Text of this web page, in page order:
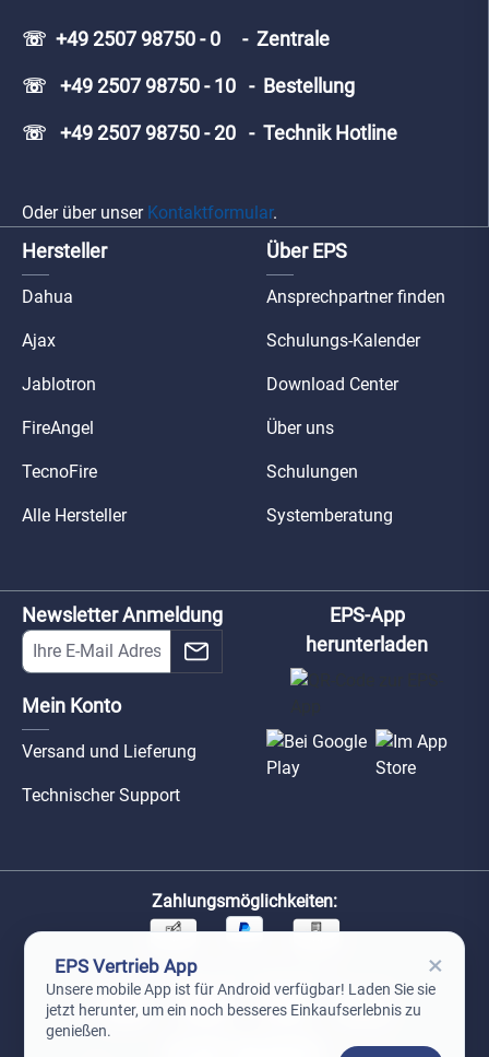
☏ +49 2507 98750 - 0 - Zentrale
☏ +49 2507 98750 - 10 - Bestellung
☏ +49 2507 98750 - 20 - Technik Hotline
Oder über unser Kontaktformular.
Hersteller
Dahua
Ajax
Jablotron
FireAngel
TecnoFire
Alle Hersteller
Über EPS
Ansprechpartner finden
Schulungs-Kalender
Download Center
Über uns
Schulungen
Systemberatung
Newsletter Anmeldung
Mein Konto
Versand und Lieferung
Technischer Support
EPS-App
herunterladen
Zahlungsmöglichkeiten:
Unsere Versandpartner:
EPS Vertrieb App ×
Unsere mobile App ist für Android verfügbar! Laden Sie sie
jetzt herunter, um ein noch besseres Einkaufserlebnis zu
genießen.